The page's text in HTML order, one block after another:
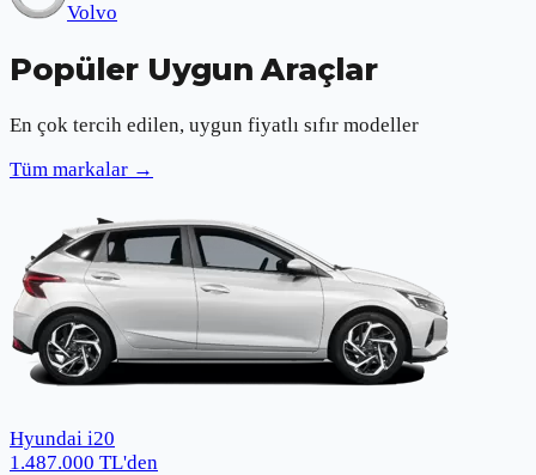
Volvo
Popüler Uygun Araçlar
En çok tercih edilen, uygun fiyatlı sıfır modeller
Tüm markalar →
Hyundai i20
1.487.000 TL'den